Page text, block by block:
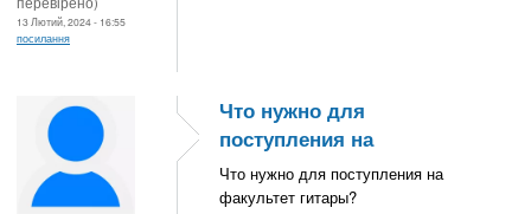
13 Лютий, 2024 - 16:55
посилання
Что нужно для
поступления на
Что нужно для поступления на
факультет гитары?